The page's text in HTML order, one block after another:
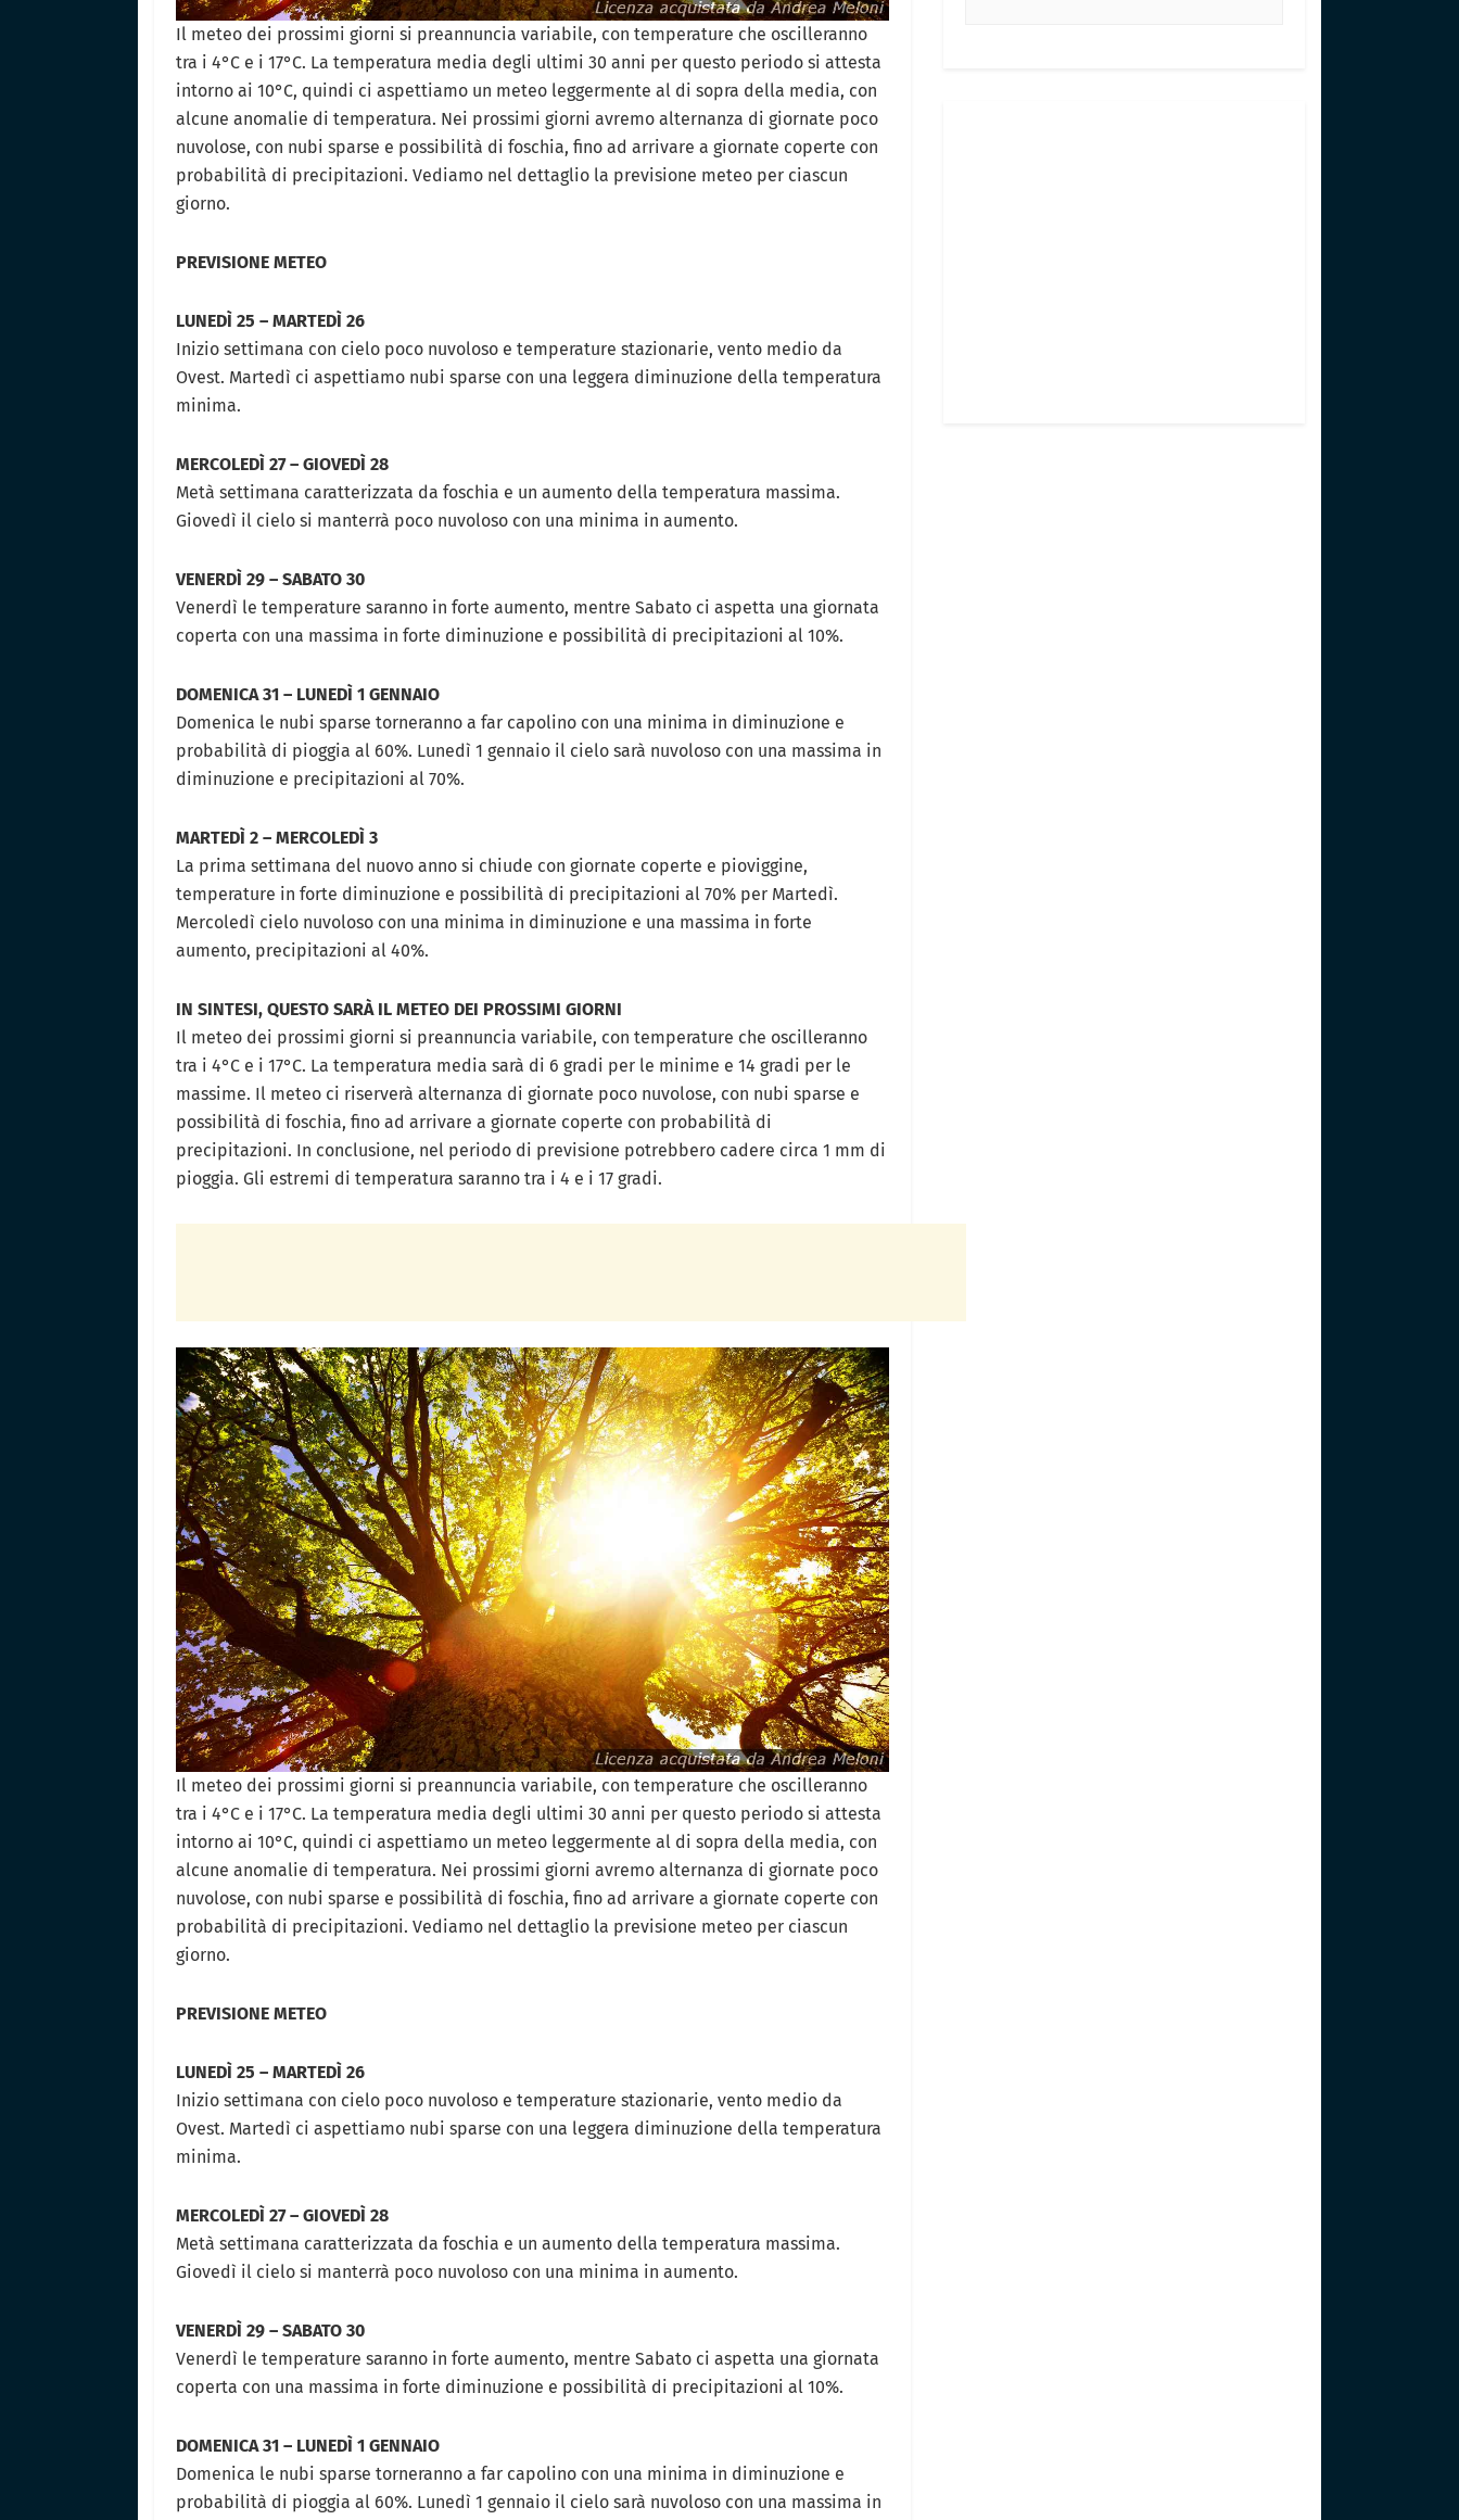
Il meteo dei prossimi giorni si preannuncia variabile, con temperature che oscilleranno
tra i 4°C e i 17°C. La temperatura media degli ultimi 30 anni per questo periodo si attesta
intorno ai 10°C, quindi ci aspettiamo un meteo leggermente al di sopra della media, con
alcune anomalie di temperatura. Nei prossimi giorni avremo alternanza di giornate poco
nuvolose, con nubi sparse e possibilità di foschia, fino ad arrivare a giornate coperte con
probabilità di precipitazioni. Vediamo nel dettaglio la previsione meteo per ciascun
giorno.
PREVISIONE METEO
LUNEDÌ 25 – MARTEDÌ 26
Inizio settimana con cielo poco nuvoloso e temperature stazionarie, vento medio da
Ovest. Martedì ci aspettiamo nubi sparse con una leggera diminuzione della temperatura
minima.
MERCOLEDÌ 27 – GIOVEDÌ 28
Metà settimana caratterizzata da foschia e un aumento della temperatura massima.
Giovedì il cielo si manterrà poco nuvoloso con una minima in aumento.
VENERDÌ 29 – SABATO 30
Venerdì le temperature saranno in forte aumento, mentre Sabato ci aspetta una giornata
coperta con una massima in forte diminuzione e possibilità di precipitazioni al 10%.
DOMENICA 31 – LUNEDÌ 1 GENNAIO
Domenica le nubi sparse torneranno a far capolino con una minima in diminuzione e
probabilità di pioggia al 60%. Lunedì 1 gennaio il cielo sarà nuvoloso con una massima in
diminuzione e precipitazioni al 70%.
MARTEDÌ 2 – MERCOLEDÌ 3
La prima settimana del nuovo anno si chiude con giornate coperte e pioviggine,
temperature in forte diminuzione e possibilità di precipitazioni al 70% per Martedì.
Mercoledì cielo nuvoloso con una minima in diminuzione e una massima in forte
aumento, precipitazioni al 40%.
IN SINTESI, QUESTO SARÀ IL METEO DEI PROSSIMI GIORNI
Il meteo dei prossimi giorni si preannuncia variabile, con temperature che oscilleranno
tra i 4°C e i 17°C. La temperatura media sarà di 6 gradi per le minime e 14 gradi per le
massime. Il meteo ci riserverà alternanza di giornate poco nuvolose, con nubi sparse e
possibilità di foschia, fino ad arrivare a giornate coperte con probabilità di
precipitazioni. In conclusione, nel periodo di previsione potrebbero cadere circa 1 mm di
pioggia. Gli estremi di temperatura saranno tra i 4 e i 17 gradi.
Il meteo dei prossimi giorni si preannuncia variabile, con temperature che oscilleranno
tra i 4°C e i 17°C. La temperatura media degli ultimi 30 anni per questo periodo si attesta
intorno ai 10°C, quindi ci aspettiamo un meteo leggermente al di sopra della media, con
alcune anomalie di temperatura. Nei prossimi giorni avremo alternanza di giornate poco
nuvolose, con nubi sparse e possibilità di foschia, fino ad arrivare a giornate coperte con
probabilità di precipitazioni. Vediamo nel dettaglio la previsione meteo per ciascun
giorno.
PREVISIONE METEO
LUNEDÌ 25 – MARTEDÌ 26
Inizio settimana con cielo poco nuvoloso e temperature stazionarie, vento medio da
Ovest. Martedì ci aspettiamo nubi sparse con una leggera diminuzione della temperatura
minima.
MERCOLEDÌ 27 – GIOVEDÌ 28
Metà settimana caratterizzata da foschia e un aumento della temperatura massima.
Giovedì il cielo si manterrà poco nuvoloso con una minima in aumento.
VENERDÌ 29 – SABATO 30
Venerdì le temperature saranno in forte aumento, mentre Sabato ci aspetta una giornata
coperta con una massima in forte diminuzione e possibilità di precipitazioni al 10%.
DOMENICA 31 – LUNEDÌ 1 GENNAIO
Domenica le nubi sparse torneranno a far capolino con una minima in diminuzione e
probabilità di pioggia al 60%. Lunedì 1 gennaio il cielo sarà nuvoloso con una massima in